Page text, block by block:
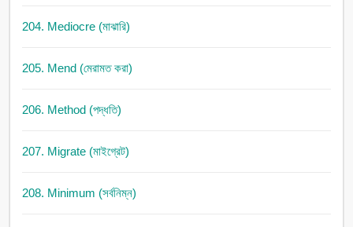
204. Mediocre (মাঝারি)
205. Mend (মেরামত করা)
206. Method (পদ্ধতি)
207. Migrate (মাইগ্রেট)
208. Minimum (সর্বনিম্ন)